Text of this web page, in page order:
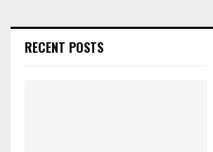
RECENT POSTS